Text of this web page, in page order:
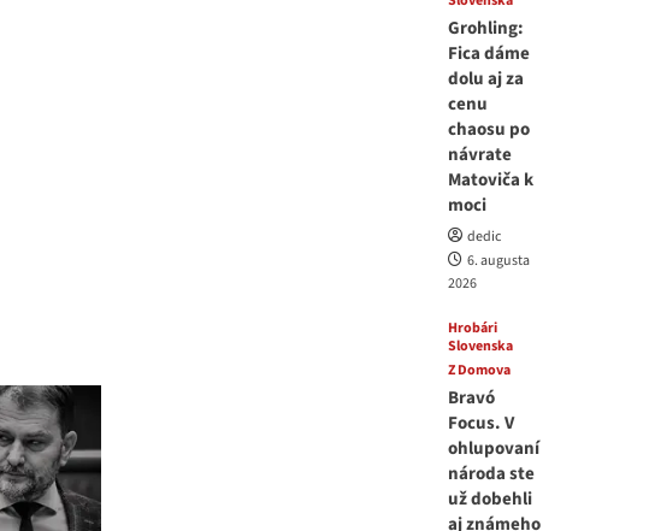
Grohling:
Fica dáme
dolu aj za
cenu
chaosu po
návrate
Matoviča k
moci
dedic
6. augusta
2026
Hrobári
Slovenska
Z Domova
Bravó
Focus. V
ohlupovaní
národa ste
už dobehli
aj známeho